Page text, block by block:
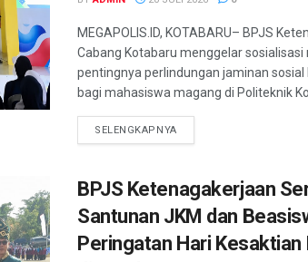
MEGAPOLIS.ID, KOTABARU– BPJS
Cabang Kotabaru menggelar sosialisasi
pentingnya perlindungan jaminan
bagi mahasiswa magang di Politeknik
SELENGKAPNYA
BPJS Ketenagakerjaan
Santunan JKM dan
Peringatan Hari Kesaktian